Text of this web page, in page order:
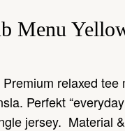
Menu
relaxed tee
Perfekt
jersey. Material